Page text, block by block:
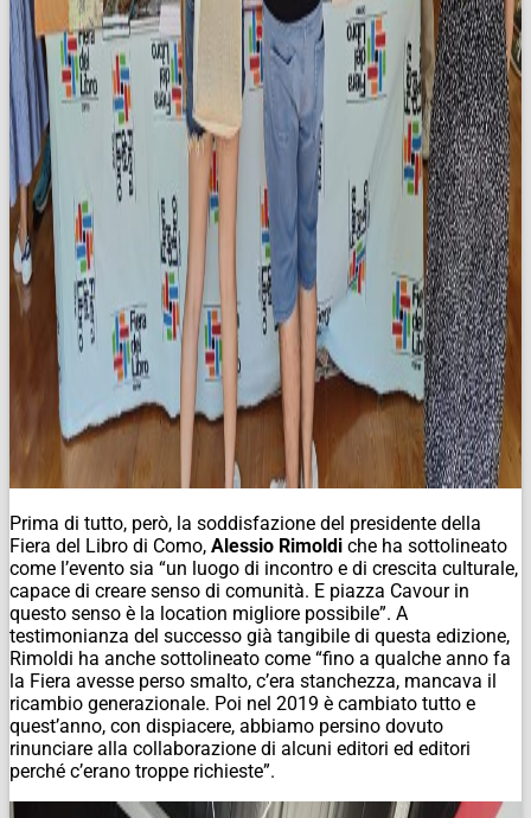
Prima di tutto, però, la soddisfazione del presidente della
Fiera del Libro di Como, Alessio Rimoldi che ha sottolineato
come l’evento sia “un luogo di incontro e di crescita culturale,
capace di creare senso di comunità. E piazza Cavour in
questo senso è la location migliore possibile”. A
testimonianza del successo già tangibile di questa edizione,
Rimoldi ha anche sottolineato come “fino a qualche anno fa
la Fiera avesse perso smalto, c’era stanchezza, mancava il
ricambio generazionale. Poi nel 2019 è cambiato tutto e
quest’anno, con dispiacere, abbiamo persino dovuto
rinunciare alla collaborazione di alcuni editori ed editori
perché c’erano troppe richieste”.